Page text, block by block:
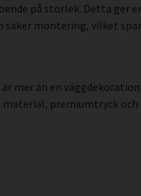
på storlek. Detta ger
säker montering, vilket
mer än en
material, premiumtryck